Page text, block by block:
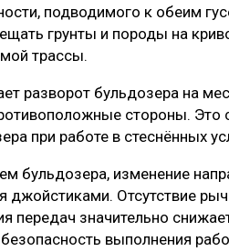
подводимого к обеим
грунты и породы на
трассы.
разворот бульдозера на
стороны. Это
при работе в стеснённых
бульдозера, изменение
джойстиками. Отсутствие
передач значительно
выполнения